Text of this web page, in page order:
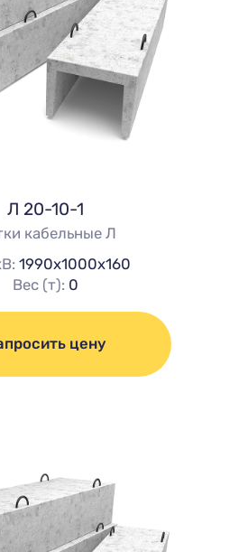
Л 20-10-1
кабельные Л
1990х1000х160
Вес (т): 0
цену